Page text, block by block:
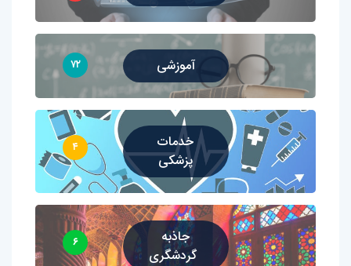
آموزشی ۷۲
خدمات
پزشکی
۴
جاذبه
گردشگری
۶